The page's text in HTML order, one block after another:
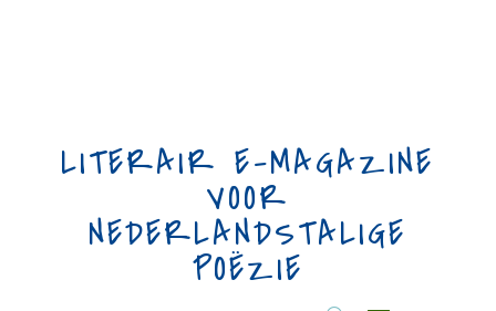
LITERAIR E-MAGAZINE
VOOR
NEDERLANDSTALIGE
POËZIE